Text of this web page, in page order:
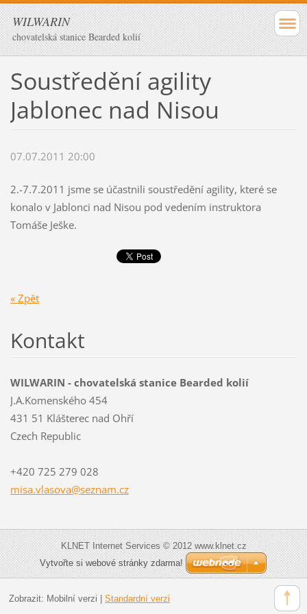
WILWARIN
chovatelská stanice Bearded kolií
Soustředění agility
Jablonec nad Nisou
07.07.2011 20:00
2.-7.7.2011 jsme se účastnili soustředění agility, které se
konalo v Jablonci nad Nisou pod vedením instruktora
Tomáše Ješke.
« Zpět
Kontakt
WILWARIN - chovatelská stanice Bearded kolií
J.A.Komenského 454
431 51 Klášterec nad Ohří
Czech Republic
+420 725 279 028
misa.vlasova@seznam.cz
KLNET Internet Services © 2012 www.klnet.cz
Vytvořte si webové stránky zdarma!
Zobrazit: Mobilní verzi Standardní verzi